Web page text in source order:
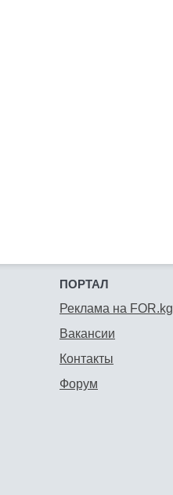
ПОРТАЛ
Реклама на FOR.kg
Вакансии
Контакты
Форум